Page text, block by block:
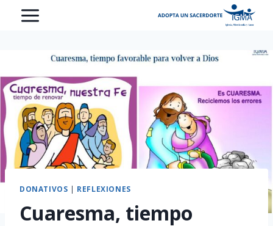
Saltar
DONATIVOS | REFLEXIONES
Cuaresma, tiempo